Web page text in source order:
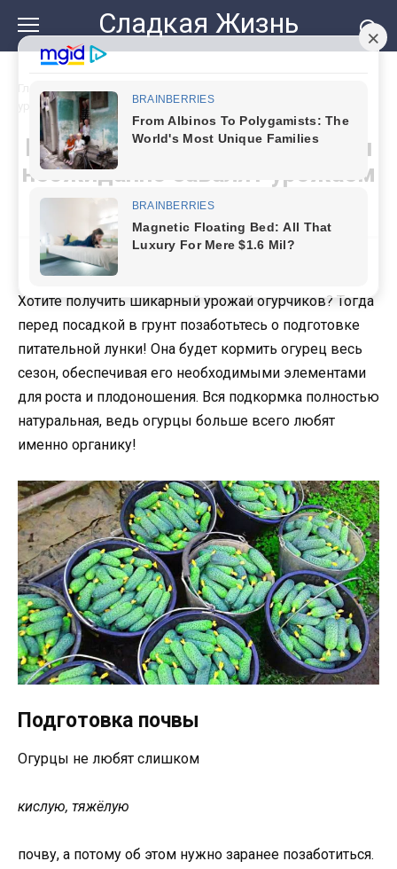
контенту
Сладкая Жизнь
урожаем
Положите в лунку, и огурчики
неожиданно завалят урожаем
Хотите получить шикарный урожай огурчиков? Тогда
перед посадкой в грунт позаботьтесь о подготовке
питательной лунки! Она будет кормить огурец весь
сезон, обеспечивая его необходимыми элементами
для роста и плодоношения. Вся подкормка полностью
натуральная, ведь огурцы больше всего любят
именно органику!
Подготовка почвы
Огурцы не любят слишком
кислую, тяжёлую
почву, а потому об этом нужно заранее позаботиться.